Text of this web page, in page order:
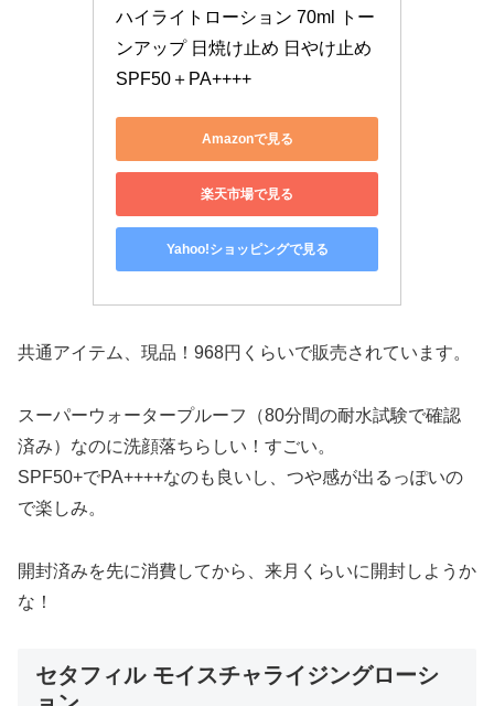
ハイライトローション 70ml トー
ンアップ 日焼け止め 日やけ止め
SPF50＋PA++++
Amazonで見る
楽天市場で見る
Yahoo!ショッピングで見る
共通アイテム、現品！968円くらいで販売されています。
スーパーウォータープルーフ（80分間の耐水試験で確認
済み）なのに洗顔落ちらしい！すごい。
SPF50+でPA++++なのも良いし、つや感が出るっぽいの
で楽しみ。
開封済みを先に消費してから、来月くらいに開封しようか
な！
セタフィル モイスチャライジングローシ